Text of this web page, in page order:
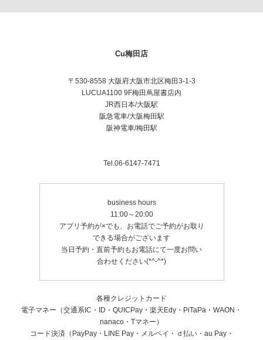
アップ！
Cu梅田店
〒530-8558 大阪府大阪市北区梅田3-1-3
LUCUA1100 9F梅田蔦屋書店内
JR西日本/大阪駅
阪急電車/大阪梅田駅
阪神電車/梅田駅
Tel.06-6147-7471
business hours
11:00～20:00
アプリ予約が×でも、お電話でご予約がお取り
できる場合がございます
当日予約・直前予約もお電話にて一度お問い
合わせください(*^-^*)
各種クレジットカード
電子マネー（交通系IC・ID・QUICPay・楽天Edy・PiTaPa・WAON・
nanaco・Tマネー）
コード決済（PayPay・LINE Pay・メルペイ・ｄ払い・au Pay・